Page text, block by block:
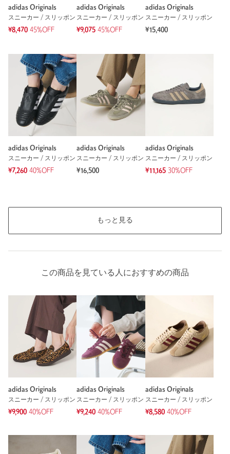
もっと見る
adidas Originals
スニーカー / スリッポン
¥8,470 45%OFF
adidas Originals
スニーカー / スリッポン
¥9,075 45%OFF
adidas Originals
スニーカー / スリッポン
¥15,400
adidas Originals
スニーカー / スリッポン
¥7,260 40%OFF
adidas Originals
スニーカー / スリッポン
¥16,500
adidas Originals
スニーカー / スリッポン
¥11,165 30%OFF
もっと見る
この商品を見ている人におすすめの商品
adidas Originals
スニーカー / スリッポン
¥9,900 40%OFF
adidas Originals
スニーカー / スリッポン
¥9,240 40%OFF
adidas Originals
スニーカー / スリッポン
¥8,580 40%OFF